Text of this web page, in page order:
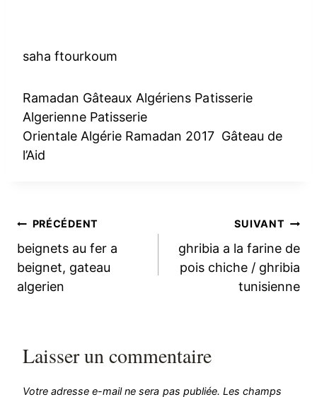
saha ftourkoum
Ramadan Gâteaux Algériens Patisserie
Algerienne Patisserie
Orientale Algérie Ramadan 2017 Gâteau de
l’Aid
Navigation
de
l’article
PRÉCÉDENT
beignets au fer a
beignet, gateau
algerien
SUIVANT
ghribia a la farine de
pois chiche / ghribia
tunisienne
Laisser un commentaire
Votre adresse e-mail ne sera pas publiée. Les champs